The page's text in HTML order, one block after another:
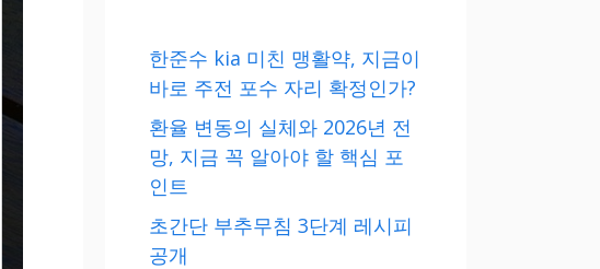
한준수 kia 미친 맹활약, 지금이
바로 주전 포수 자리 확정인가?
환율 변동의 실체와 2026년 전
망, 지금 꼭 알아야 할 핵심 포
인트
초간단 부추무침 3단계 레시피
공개